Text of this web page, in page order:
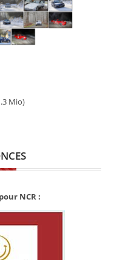
Mio)
NCR :